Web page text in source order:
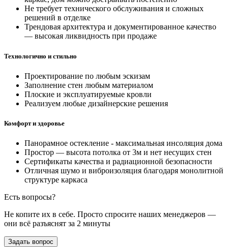
Не требует технического обслуживания и сложных
решений в отделке
Трендовая архитектура и документированное качество
— высокая ликвидность при продаже
Технологично и стильно
Проектирование по любым эскизам
Заполнение стен любым материалом
Плоские и эксплуатируемые кровли
Реализуем любые дизайнерские решения
Комфорт и здоровье
Панорамное остекление - максимальная инсоляция дома
Простор — высота потолка от 3м и нет несущих стен
Сертификаты качества и радиационной безопасности
Отличная шумо и виброизоляция благодаря монолитной
структуре каркаса
Есть вопросы?
Не копите их в себе. Просто спросите наших менеджеров —
они всё разъяснят за 2 минуты
Задать вопрос